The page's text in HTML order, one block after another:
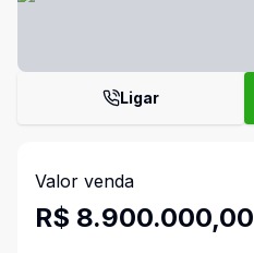
Ligar
Valor venda
R$ 8.900.000,00